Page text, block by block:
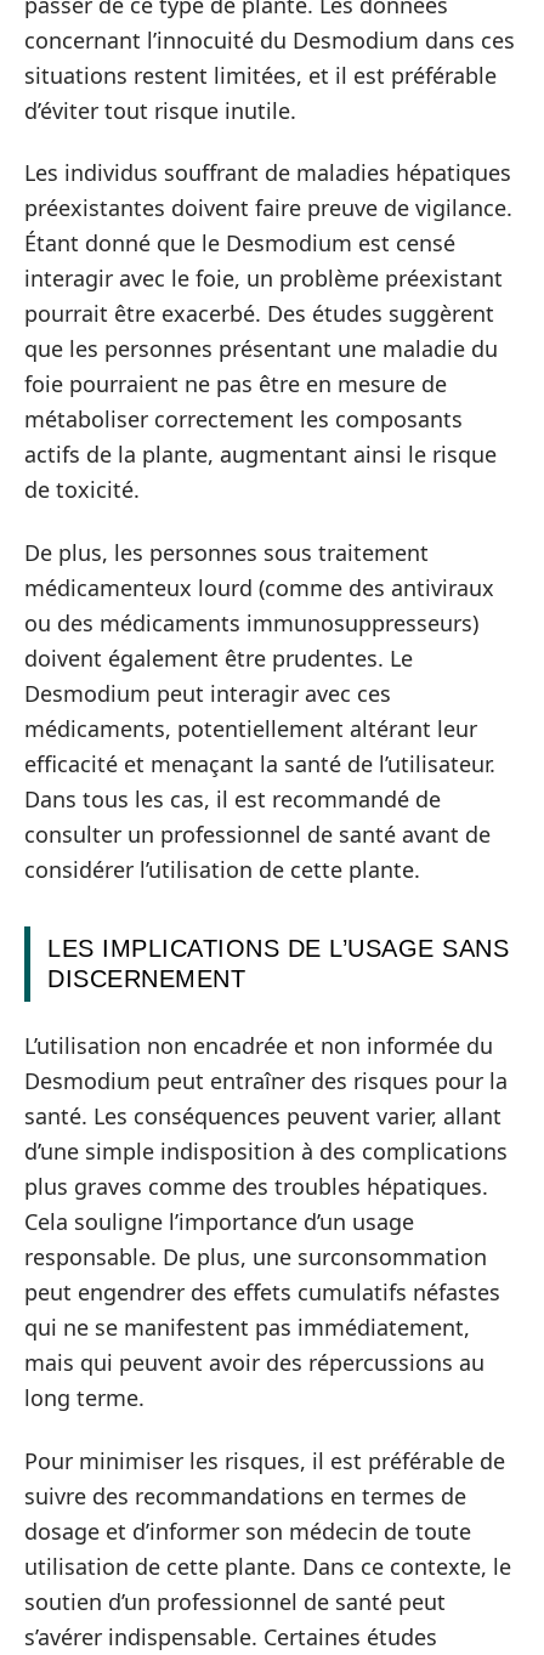
concernant l’innocuité du Desmodium dans ces
situations restent limitées, et il est préférable
d’éviter tout risque inutile.
Les individus souffrant de maladies hépatiques
préexistantes doivent faire preuve de vigilance.
Étant donné que le Desmodium est censé
interagir avec le foie, un problème préexistant
pourrait être exacerbé. Des études suggèrent
que les personnes présentant une maladie du
foie pourraient ne pas être en mesure de
métaboliser correctement les composants
actifs de la plante, augmentant ainsi le risque
de toxicité.
De plus, les personnes sous traitement
médicamenteux lourd (comme des antiviraux
ou des médicaments immunosuppresseurs)
doivent également être prudentes. Le
Desmodium peut interagir avec ces
médicaments, potentiellement altérant leur
efficacité et menaçant la santé de l’utilisateur.
Dans tous les cas, il est recommandé de
consulter un professionnel de santé avant de
considérer l’utilisation de cette plante.
LES IMPLICATIONS DE L’USAGE SANS
DISCERNEMENT
L’utilisation non encadrée et non informée du
Desmodium peut entraîner des risques pour la
santé. Les conséquences peuvent varier, allant
d’une simple indisposition à des complications
plus graves comme des troubles hépatiques.
Cela souligne l’importance d’un usage
responsable. De plus, une surconsommation
peut engendrer des effets cumulatifs néfastes
qui ne se manifestent pas immédiatement,
mais qui peuvent avoir des répercussions au
long terme.
Pour minimiser les risques, il est préférable de
suivre des recommandations en termes de
dosage et d’informer son médecin de toute
utilisation de cette plante. Dans ce contexte, le
soutien d’un professionnel de santé peut
s’avérer indispensable. Certaines études